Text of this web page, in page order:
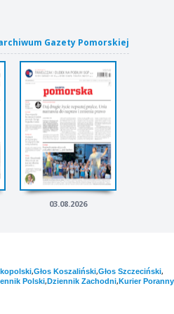
Gazety Pomorskiej
03.08.2026
,Głos Koszaliński,Głos Szczeciński,
Polski,Dziennik Zachodni,Kurier Poranny